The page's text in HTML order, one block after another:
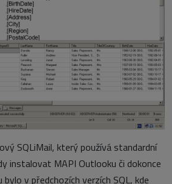
SQLiMail, který používá standardní
instalovat MAPI Outlooku či dokonce
v předchozích verzích SQL, kde